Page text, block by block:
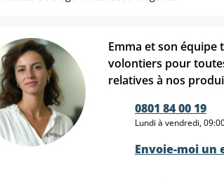
Emma et son équipe
volontiers pour
relatives à nos
0801 84 00 19
Lundi à vendredi,
Envoie-moi un